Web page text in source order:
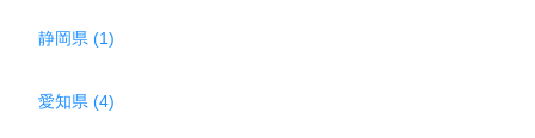
静岡県 (1)
愛知県 (4)